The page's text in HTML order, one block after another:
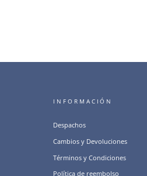
INFORMACIÓN
Despachos
Cambios y Devoluciones
Términos y Condiciones
Política de reembolso